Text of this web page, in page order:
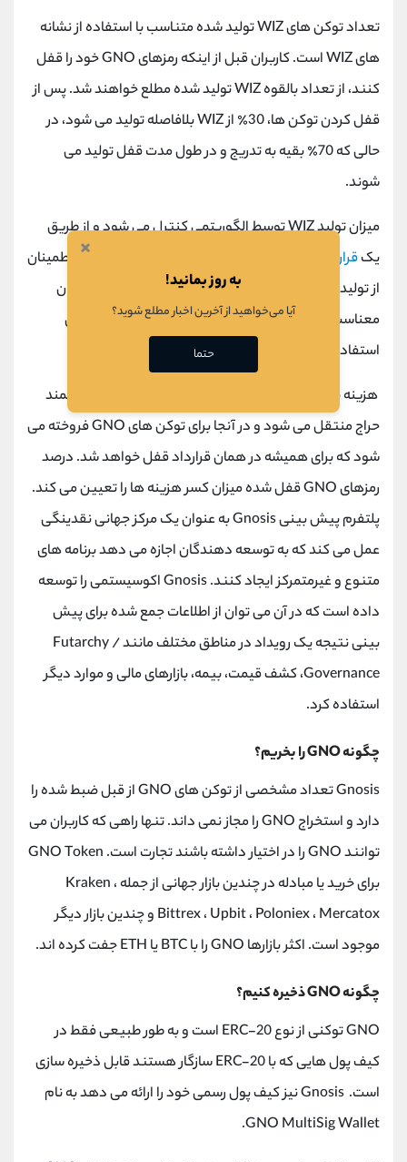
تعداد توکن های WIZ تولید شده متناسب با استفاده از نشانه
های WIZ است. کاربران قبل از اینکه رمزهای GNO خود را قفل
کنند، از تعداد بالقوه WIZ تولید شده مطلع خواهند شد. پس از
قفل کردن توکن ها، 30٪ از WIZ بلافاصله تولید می شود، در
حالی که 70٪ بقیه به تدریج و در طول مدت قفل تولید می
شوند.
میزان تولید WIZ توسط الگوریتمی کنترل می شود و از طریق
یکقرارداد هوشمند
اجرا می شود. این الگوریتم وظیفه اطمینان
از تولید توکن های WIZ به روشی متعادل را دارد و این بدان
معناست که تعداد کل WIZ همیشه باید 20 برابر میانگین
استفاده ماهانه باشد.
هزینه پرداخت شده در سایر توکن ها به یک قرارداد هوشمند
حراج منتقل می شود و در آنجا برای توکن های GNO فروخته می
شود که برای همیشه در همان قرارداد قفل خواهد شد. درصد
رمزهای GNO قفل شده میزان کسر هزینه ها را تعیین می کند.
پلتفرم پیش بینی Gnosis به عنوان یک مرکز جهانی نقدینگی
عمل می کند که به توسعه دهندگان اجازه می دهد برنامه های
متنوع و غیرمتمرکز ایجاد کنند. Gnosis اکوسیستمی را توسعه
داده است که در آن می توان از اطلاعات جمع شده برای پیش
بینی نتیجه یک رویداد در مناطق مختلف مانند Futarchy /
Governance، کشف قیمت، بیمه، بازارهای مالی و موارد دیگر
استفاده کرد.
چگونه GNO را بخریم؟
Gnosis تعداد مشخصی از توکن های GNO از قبل ضبط شده را
دارد و استخراج GNO را مجاز نمی داند. تنها راهی که کاربران می
توانند GNO را در اختیار داشته باشند تجارت است. GNO Token
برای خرید یا مبادله در چندین بازار جهانی از جمله Kraken ،
Bittrex ، Upbit ، Poloniex ، Mercatox و چندین بازار دیگر
موجود است. اکثر بازارها GNO را با BTC یا ETH جفت کرده اند.
چگونه GNO ذخیره کنیم؟
GNO توکنی از نوع ERC-20 است و به طور طبیعی فقط در
کیف پول هایی که با ERC-20 سازگار هستند قابل ذخیره سازی
است. Gnosis نیز کیف پول رسمی خود را ارائه می دهد به نام
GNO MultiSig Wallet.
×
به روز بمانید!
آیا می‌خواهید از آخرین اخبار مطلع شوید؟
حتما